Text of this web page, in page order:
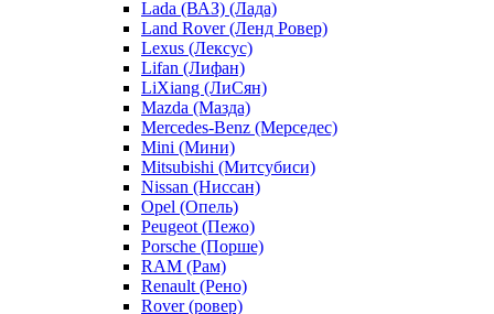
Lada (ВАЗ) (Лада)
Land Rover (Ленд Ровер)
Lexus (Лексус)
Lifan (Лифан)
LiXiang (ЛиСян)
Mazda (Мазда)
Mercedes-Benz (Мерседес)
Mini (Мини)
Mitsubishi (Митсубиси)
Nissan (Ниссан)
Opel (Опель)
Peugeot (Пежо)
Porsche (Порше)
RAM (Рам)
Renault (Рено)
Rover (ровер)